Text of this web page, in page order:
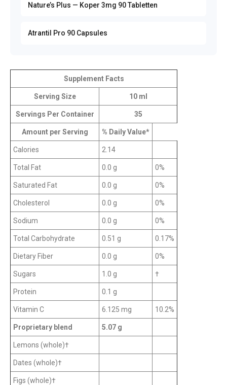
Nature’s Plus — Koper 3mg 90 Tabletten
Atrantil Pro 90 Capsules
Supplement Facts
Serving Size 10 ml
Servings Per Container 35
Amount per Serving % Daily Value*
Calories 2.14
Total Fat 0.0 g 0%
Saturated Fat 0.0 g 0%
Cholesterol 0.0 g 0%
Sodium 0.0 g 0%
Total Carbohydrate 0.51 g 0.17%
Dietary Fiber 0.0 g 0%
Sugars 1.0 g †
Protein 0.1 g
Vitamin C 6.125 mg 10.2%
Proprietary blend 5.07 g
Lemons (whole)†
Dates (whole)†
Figs (whole)†